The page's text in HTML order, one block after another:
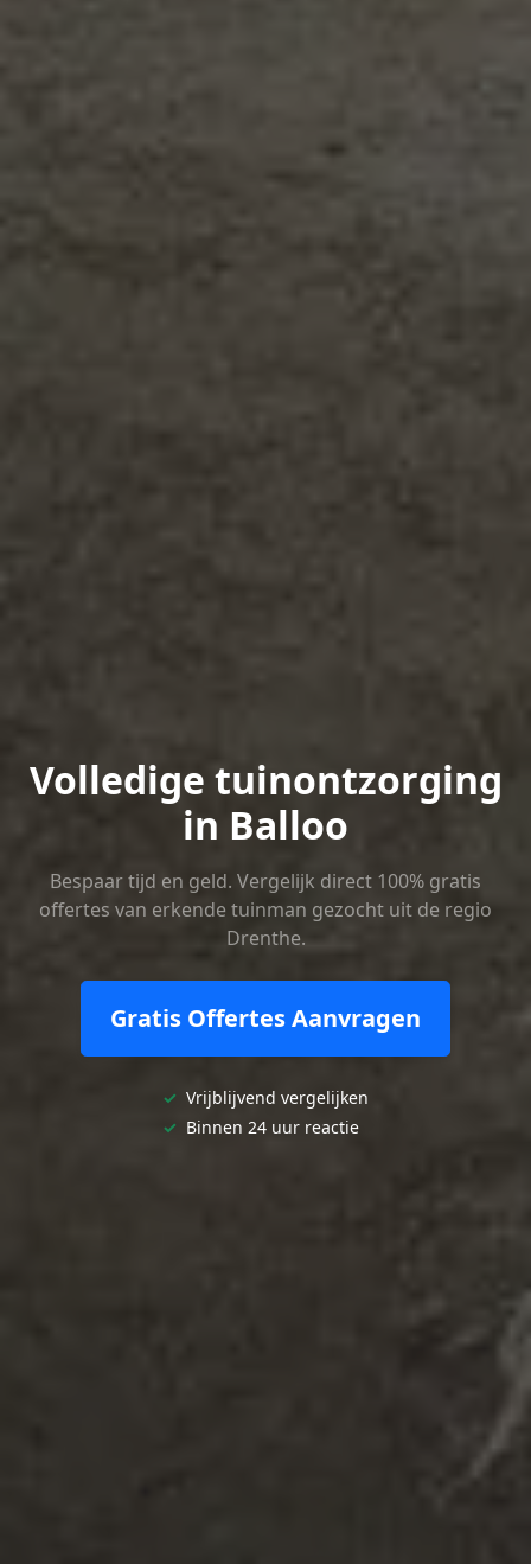
Volledige tuinontzorging
in Balloo
Bespaar tijd en geld. Vergelijk direct 100% gratis
offertes van erkende tuinman gezocht uit de regio
Drenthe.
Gratis Offertes Aanvragen
✓ Vrijblijvend vergelijken
✓ Binnen 24 uur reactie